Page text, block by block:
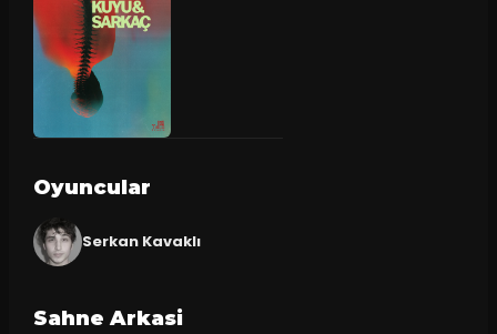
Oyuncular
Serkan Kavaklı
Sahne Arkasi